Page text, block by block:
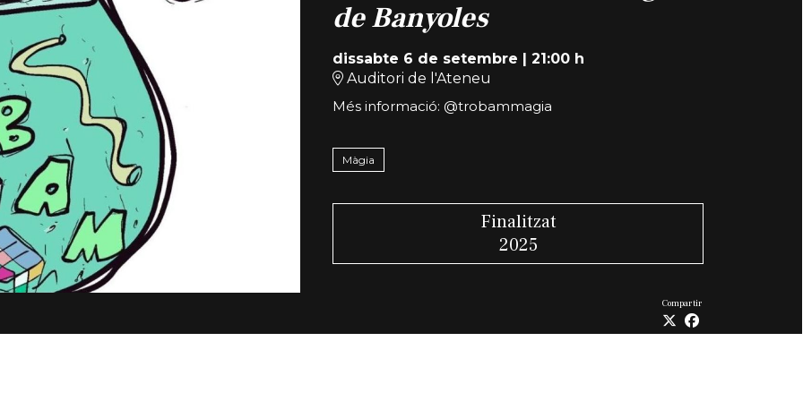
de Banyoles
dissabte 6 de setembre
21:00 h
Auditori de l'Ateneu
Més informació: @trobammagia
Màgia
Finalitzat
2025
Compartir